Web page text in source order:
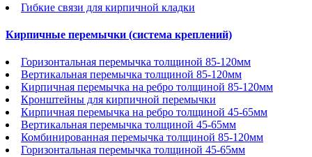
Гибкие связи для кирпичной кладки
Кирпичные перемычки (система креплений)
Горизонтальная перемычка толщиной 85-120мм
Вертикальная перемычка толщиной 85-120мм
Кирпичная перемычка на ребро толщиной 85-120мм
Кронштейны для кирпичной перемычки
Кирпичная перемычка на ребро толщиной 45-65мм
Вертикальная перемычка толщиной 45-65мм
Комбинированная перемычка толщиной 85-120мм
Горизонтальная перемычка толщиной 45-65мм